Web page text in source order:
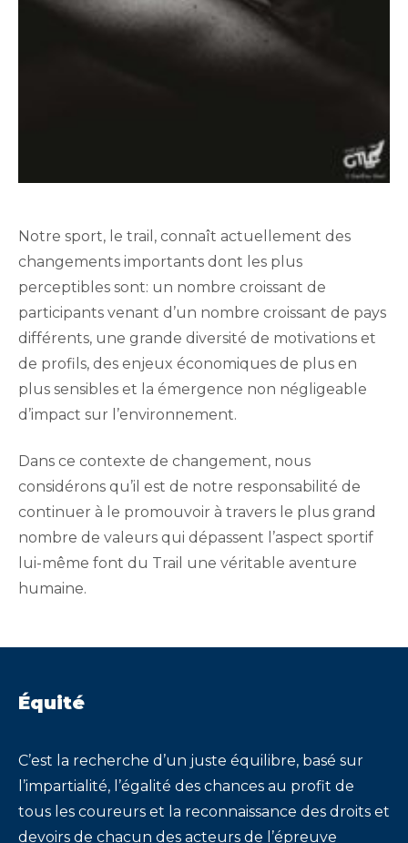
Notre sport, le trail, connaît actuellement des
changements importants dont les plus
perceptibles sont: un nombre croissant de
participants venant d’un nombre croissant de pays
différents, une grande diversité de motivations et
de profils, des enjeux économiques de plus en
plus sensibles et la émergence non négligeable
d’impact sur l’environnement.
Dans ce contexte de changement, nous
considérons qu’il est de notre responsabilité de
continuer à le promouvoir à travers le plus grand
nombre de valeurs qui dépassent l’aspect sportif
lui-même font du Trail une véritable aventure
humaine.
Équité
C’est la recherche d’un juste équilibre, basé sur
l’impartialité, l’égalité des chances au profit de
tous les coureurs et la reconnaissance des droits et
devoirs de chacun des acteurs de l’épreuve